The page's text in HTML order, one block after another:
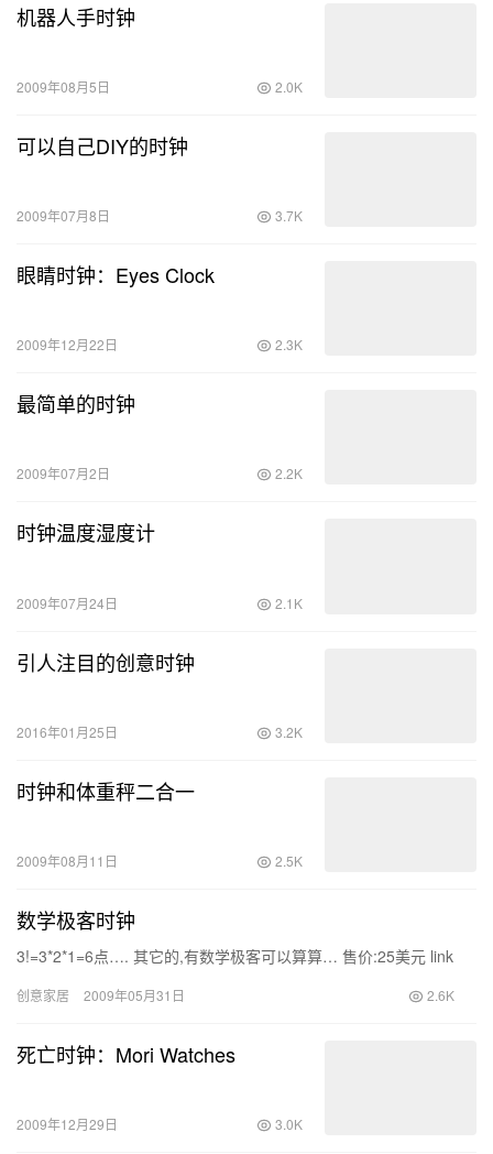
机器人手时钟
2009年08月5日 2.0K
可以自己DIY的时钟
2009年07月8日 3.7K
眼睛时钟：Eyes Clock
2009年12月22日 2.3K
最简单的时钟
2009年07月2日 2.2K
时钟温度湿度计
2009年07月24日 2.1K
引人注目的创意时钟
2016年01月25日 3.2K
时钟和体重秤二合一
2009年08月11日 2.5K
数学极客时钟
3!=3*2*1=6点…. 其它的,有数学极客可以算算… 售价:25美元 link
创意家居 2009年05月31日 2.6K
死亡时钟：Mori Watches
2009年12月29日 3.0K